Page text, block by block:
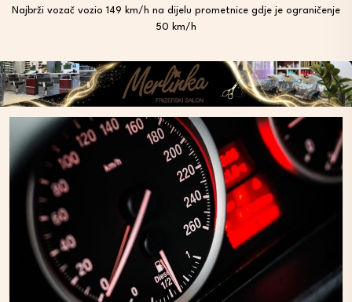
Najbrži vozač vozio 149 km/h na dijelu prometnice gdje je ograničenje
50 km/h